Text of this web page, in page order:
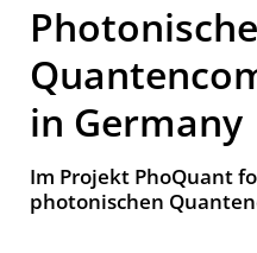
in Germany
Im Projekt PhoQuant
photonischen